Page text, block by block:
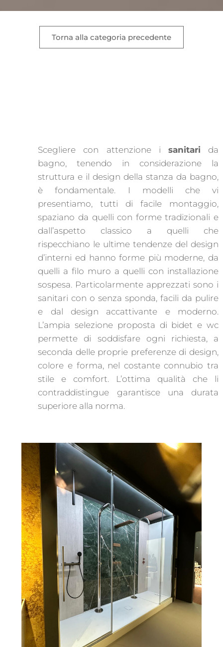
Torna alla categoria precedente
Scegliere con attenzione i sanitari da
bagno, tenendo in considerazione la
struttura e il design della stanza da bagno,
è fondamentale. I modelli che vi
presentiamo, tutti di facile montaggio,
spaziano da quelli con forme tradizionali e
dall’aspetto classico a quelli che
rispecchiano le ultime tendenze del design
d’interni ed hanno forme più moderne, da
quelli a filo muro a quelli con installazione
sospesa. Particolarmente apprezzati sono i
sanitari con o senza sponda, facili da pulire
e dal design accattivante e moderno.
L’ampia selezione proposta di bidet e wc
permette di soddisfare ogni richiesta, a
seconda delle proprie preferenze di design,
colore e forma, nel costante connubio tra
stile e comfort. L’ottima qualità che li
contraddistingue garantisce una durata
superiore alla norma.